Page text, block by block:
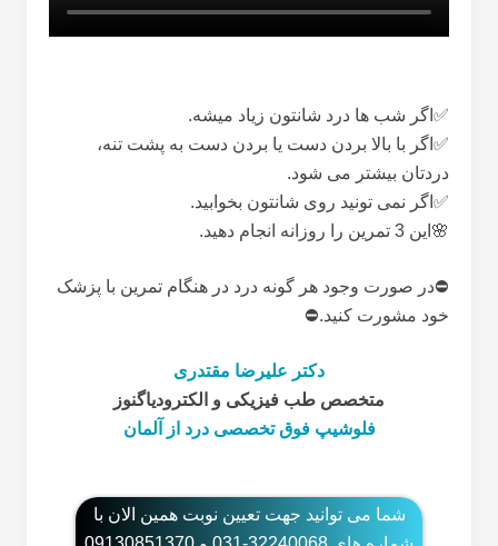
✅اگر شب ها درد شانتون زیاد میشه.
✅اگر با بالا بردن دست یا بردن دست به پشت تنه،
دردتان بیشتر می شود.
✅اگر نمی تونید روی شانتون بخوابید.
🌸این 3 تمرین را روزانه انجام دهید.
⛔️در صورت وجود هر گونه درد در هنگام تمرین با پزشک
خود مشورت کنید.⛔️
دکتر علیرضا مقتدری
متخصص طب فیزیکی و الکترودیاگنوز
فلوشیپ فوق تخصصی درد از آلمان
شما می توانید جهت تعیین نوبت همین الان با